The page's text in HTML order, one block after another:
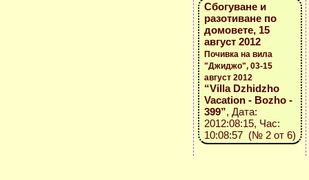
Сбогуване и
разотиване по
домовете, 15
август 2012
Почивка на вила
"Джиджо", 03-15
август 2012
“Villa Dzhidzho
Vacation - Bozho -
399”, Дата:
2012:08:15, Час:
10:08:57 (№ 2 от 6)